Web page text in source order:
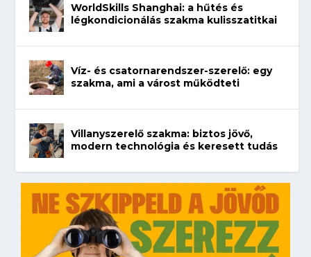
WorldSkills Shanghai: a hűtés és
légkondicionálás szakma kulisszatitkai
Víz- és csatornarendszer-szerelő: egy
szakma, ami a várost működteti
Villanyszerelő szakma: biztos jövő,
modern technológia és keresett tudás